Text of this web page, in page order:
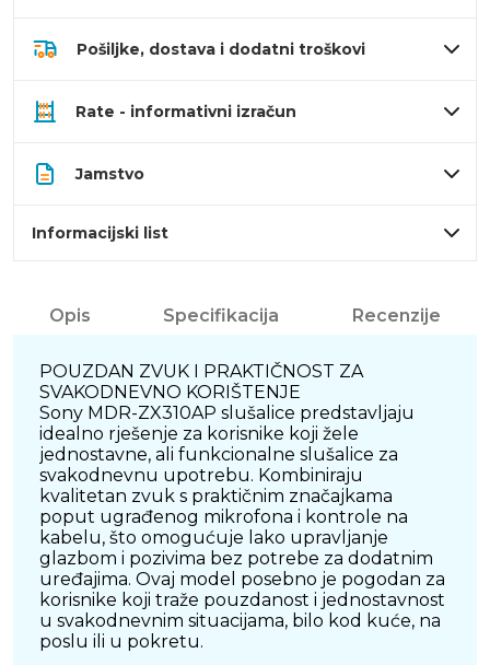
Pošiljke, dostava i dodatni troškovi
Rate - informativni izračun
Jamstvo
Informacijski list
Opis Specifikacija Recenzije
POUZDAN ZVUK I PRAKTIČNOST ZA
SVAKODNEVNO KORIŠTENJE
Sony MDR-ZX310AP slušalice predstavljaju
idealno rješenje za korisnike koji žele
jednostavne, ali funkcionalne slušalice za
svakodnevnu upotrebu. Kombiniraju
kvalitetan zvuk s praktičnim značajkama
poput ugrađenog mikrofona i kontrole na
kabelu, što omogućuje lako upravljanje
glazbom i pozivima bez potrebe za dodatnim
uređajima. Ovaj model posebno je pogodan za
korisnike koji traže pouzdanost i jednostavnost
u svakodnevnim situacijama, bilo kod kuće, na
poslu ili u pokretu.